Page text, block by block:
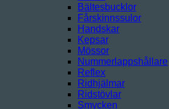
Bältesbucklor
Fårskinnssulor
Handskar
Kepsar
Mössor
Nummerlappshållare
Reflex
Ridhjälmar
Ridstövlar
Smycken